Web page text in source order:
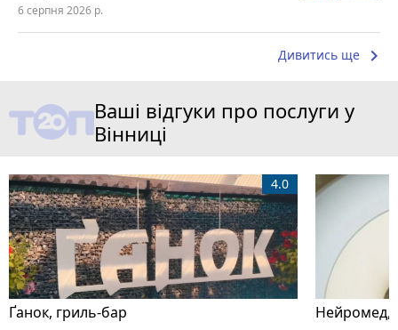
6 серпня 2026 р.
Дивитись ще keyboard_arrow_right
Ваші відгуки про послуги у
Вінниці
Ґанок, гриль-бар
4.0
Нейромед,